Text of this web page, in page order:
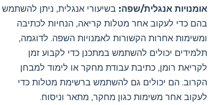
אומנויות אנגלית/שפה: בשיעורי אנגלית, ניתן להשתמש
בהם כדי לעקוב אחר מטלות קריאה, הנחיות לכתיבה
ומשימות אחרות הקשורות לאמנויות השפה. לדוגמה,
תלמידים יכולים להשתמש במתכנן כדי לקבוע זמן
לקריאת רומן, כתיבת עבודת מחקר או לימוד למבחן
הקרוב. הם יכולים גם להשתמש ברשימת מטלות כדי
לעקוב אחר משימות כגון מחקר, מתאר וניסוח.